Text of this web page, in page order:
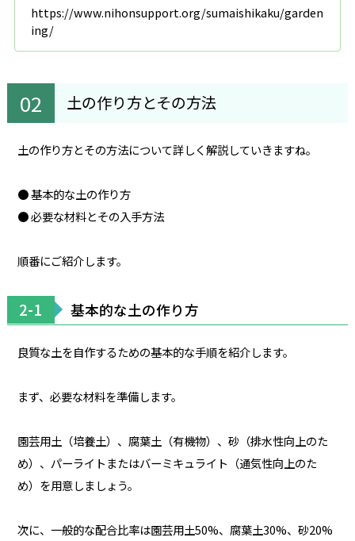
https://www.nihonsupport.org/sumaishikaku/garden
ing/
土の作り方とその方法
土の作り方とその方法について詳しく解説していきますね。
● 基本的な土の作り方
● 必要な材料とその入手方法
順番にご紹介します。
2-1 基本的な土の作り方
良質な土を自作するための基本的な手順を紹介します。
まず、必要な材料を準備します。
園芸用土（培養土）、腐葉土（有機物）、砂（排水性向上のた
め）、パーライトまたはバーミキュライト（通気性向上のた
め）を用意しましょう。
次に、一般的な配合比率は園芸用土50%、腐葉土30%、砂20%